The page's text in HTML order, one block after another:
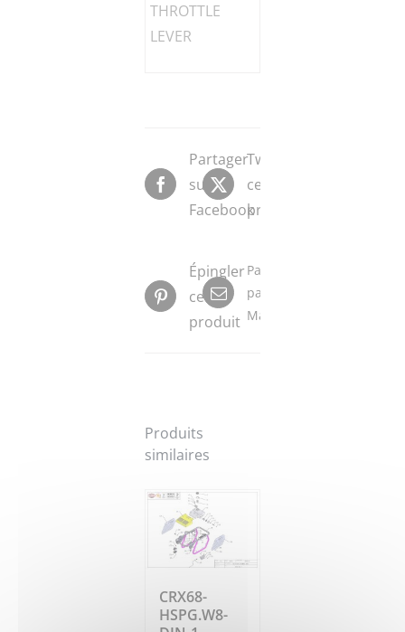
THROTTLE
LEVER
Partager
sur
Facebook
Tweeter
ce
produit
Épingler
ce
produit
Partager
par
Mail
Produits
similaires
CRX68-
HSPG.W8-